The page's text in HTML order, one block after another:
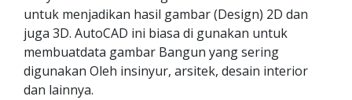
untuk menjadikan hasil gambar (Design) 2D dan
juga 3D. AutoCAD ini biasa di gunakan untuk
membuatdata gambar Bangun yang sering
digunakan Oleh insinyur, arsitek, desain interior
dan lainnya.